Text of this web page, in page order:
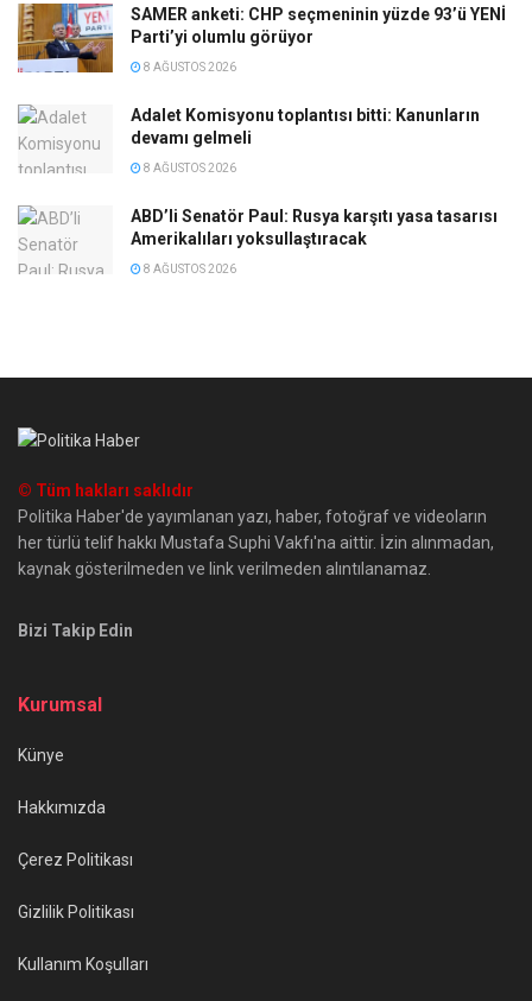
SAMER anketi: CHP seçmeninin yüzde 93’ü YENİ
Parti’yi olumlu görüyor
8 AĞUSTOS 2026
Adalet Komisyonu toplantısı bitti: Kanunların
devamı gelmeli
8 AĞUSTOS 2026
ABD’li Senatör Paul: Rusya karşıtı yasa tasarısı
Amerikalıları yoksullaştıracak
8 AĞUSTOS 2026
© Tüm hakları saklıdır
Politika Haber'de yayımlanan yazı, haber, fotoğraf ve videoların
her türlü telif hakkı Mustafa Suphi Vakfı'na aittir. İzin alınmadan,
kaynak gösterilmeden ve link verilmeden alıntılanamaz.
Bizi Takip Edin
Kurumsal
Künye
Hakkımızda
Çerez Politikası
Gizlilik Politikası
Kullanım Koşulları